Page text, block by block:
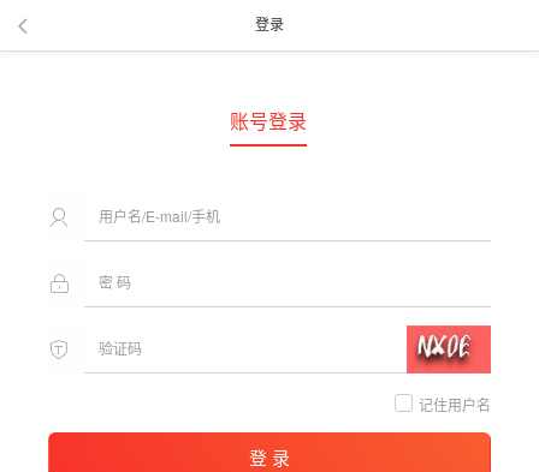
登录
账号登录
记住用户名
登 录